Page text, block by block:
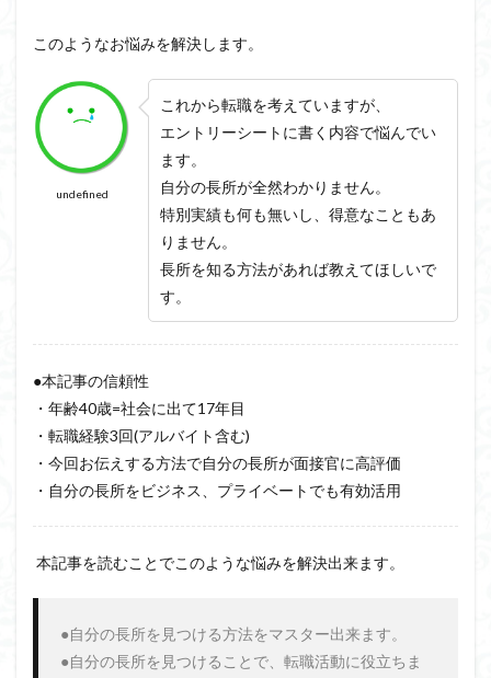
このようなお悩みを解決します。
undefined
これから転職を考えていますが、
エントリーシートに書く内容で悩んでい
ます。
自分の長所が全然わかりません。
特別実績も何も無いし、得意なこともあ
りません。
長所を知る方法があれば教えてほしいで
す。
●本記事の信頼性
・年齢40歳=社会に出て17年目
・転職経験3回(アルバイト含む)
・今回お伝えする方法で自分の長所が面接官に高評価
・自分の長所をビジネス、プライベートでも有効活用
本記事を読むことでこのような悩みを解決出来ます。
●自分の長所を見つける方法をマスター出来ます。
●自分の長所を見つけることで、転職活動に役立ちま
会話の声色
会話引き出し力
会話ストーリー法
会話の空気感
会話の目線
会話の演出力
会話の本音話法
会話の悩み
会話の変換力
会話の割り切り力
プライベート
会話が続かない
一方的
モチベーション
メラビアンの法則
プロフィール